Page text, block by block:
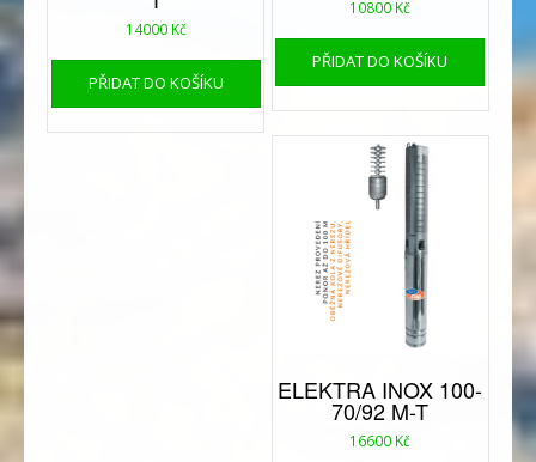
14000 Kč
PŘIDAT DO KOŠÍKU
10800 Kč
PŘIDAT DO KOŠÍKU
ELEKTRA INOX 100-
70/92 M-T
16600 Kč